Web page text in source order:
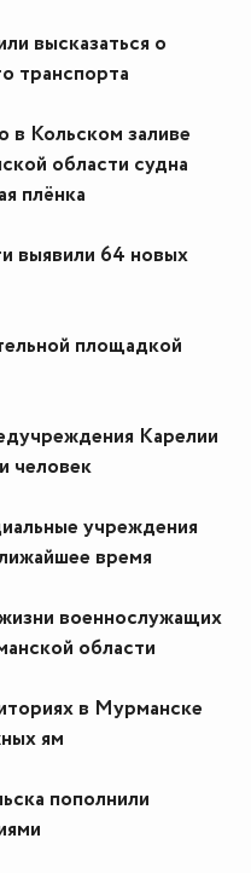
высказаться о
транспорта
в Кольском заливе
области судна
плёнка
выявили 64 новых
площадкой
Карелии
человек
учреждения
время
военнослужащих
области
в Мурманске
ям
пополнили